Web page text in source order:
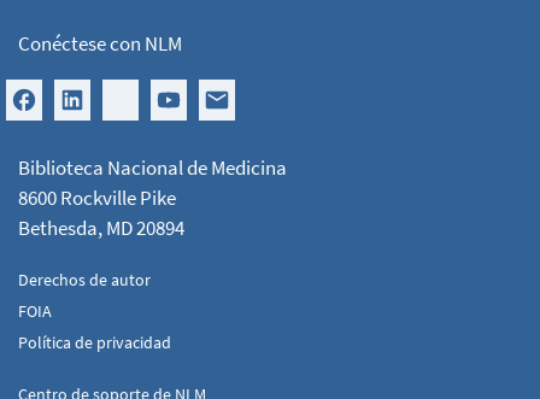
Conéctese con NLM
Biblioteca Nacional de Medicina
8600 Rockville Pike
Bethesda, MD 20894
Derechos de autor
FOIA
Política de privacidad
Centro de soporte de NLM